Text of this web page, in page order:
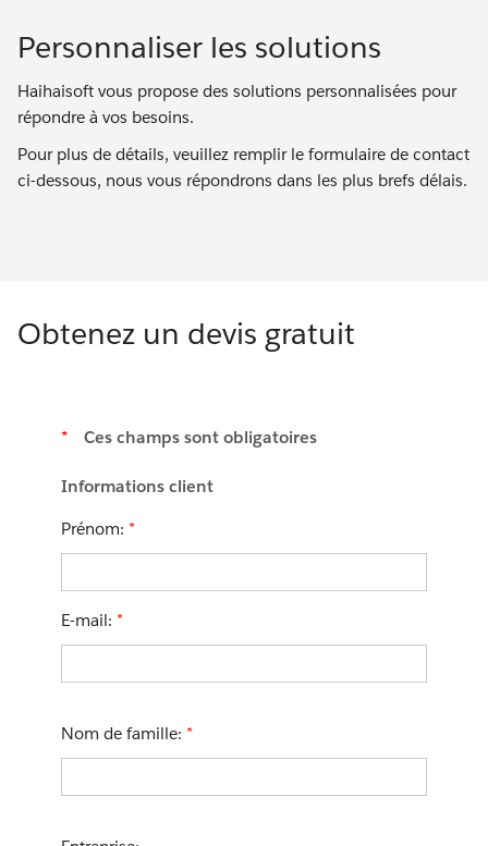
Personnaliser les solutions
Haihaisoft vous propose des solutions personnalisées pour
répondre à vos besoins.
Pour plus de détails, veuillez remplir le formulaire de contact
ci-dessous, nous vous répondrons dans les plus brefs délais.
Obtenez un devis gratuit
* Ces champs sont obligatoires
Informations client
Prénom: *
E-mail: *
Nom de famille: *